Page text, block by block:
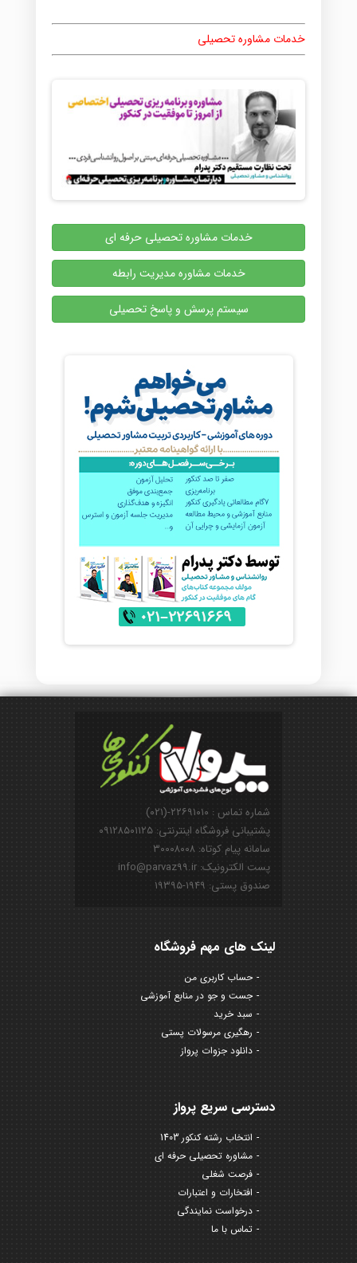
خدمات مشاوره تحصیلی
خدمات مشاوره تحصیلی حرفه ای
خدمات مشاوره مدیریت رابطه
سیستم پرسش و پاسخ تحصیلی
شماره تماس : ۲۲۶۹۱۰۱۰-(۰۲۱)
پشتیبانی فروشگاه اینترنتی: ۰۹۱۲۸۵۰۱۱۲۵
سامانه پیام کوتاه: ۳۰۰۰۸۰۰۸
پست الکترونیک: info@parvaz99.ir
صندوق پستی: ۱۹۴۹-۱۹۳۹۵
لینک های مهم فروشگاه
حساب کاربری من
جست و جو در منابع آموزشی
سبد خرید
رهگیری مرسولات پستی
دانلود جزوات پرواز
دسترسی سریع پرواز
انتخاب رشته کنکور 1403
مشاوره تحصیلی حرفه ای
فرصت شغلی
افتخارات و اعتبارات
درخواست نمایندگی
تماس با ما